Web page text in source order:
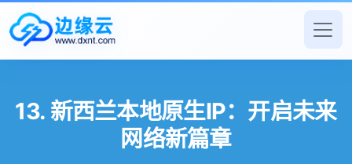
13. 新西兰本地原生IP：开启未来
网络新篇章